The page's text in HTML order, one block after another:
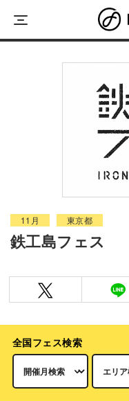
content
11月 東京都
鉄工島フェス
全国フェス検索